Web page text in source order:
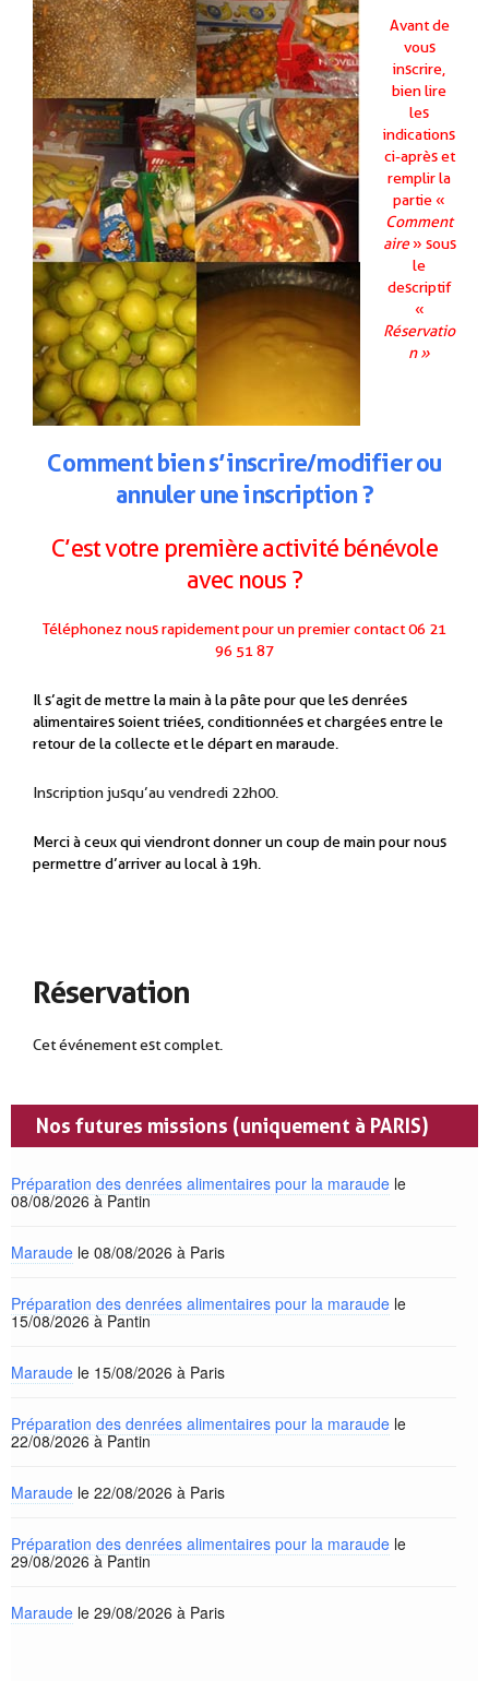
Avant de
vous
inscrire,
bien lire
les
indications
ci-aprèset
remplir la
partie «
Comment
aire» sous
le
descriptif
«
Réservatio
n »
Commentbiens’inscrire/modifier ou
annuler une inscription ?
C’est votre première activité bénévole
avec nous ?
Téléphonez nous rapidement pour un premier contact 06 21
96 51 87
Il s’agit de mettre la main à la pâte pour que les denrées
alimentaires soient triées, conditionnées et chargées entre le
retour de la collecte et le départ en maraude.
Inscription jusqu’au vendredi 22h00.
Merci à ceux qui viendront donner un coup de main pour nous
permettre d’arriver au local à 19h.
Réservation
Cet événement est complet.
Nos futures missions (uniquement à PARIS)
Préparation des denrées alimentaires pour la maraude le
08/08/2026 à Pantin
Maraude le 08/08/2026 à Paris
Préparation des denrées alimentaires pour la maraude le
15/08/2026 à Pantin
Maraude le 15/08/2026 à Paris
Préparation des denrées alimentaires pour la maraude le
22/08/2026 à Pantin
Maraude le 22/08/2026 à Paris
Préparation des denrées alimentaires pour la maraude le
29/08/2026 à Pantin
Maraude le 29/08/2026 à Paris